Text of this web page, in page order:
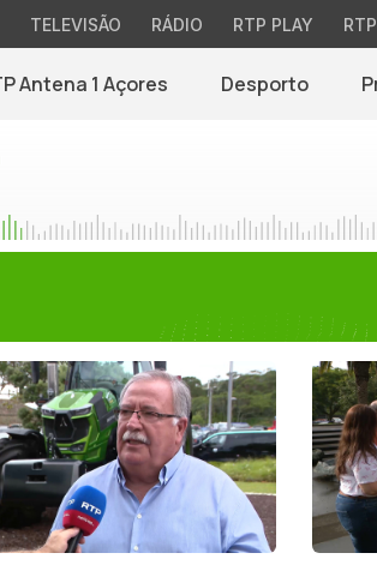
TELEVISÃO RÁDIO RTP PLAY
Antena 1 Açores Desporto